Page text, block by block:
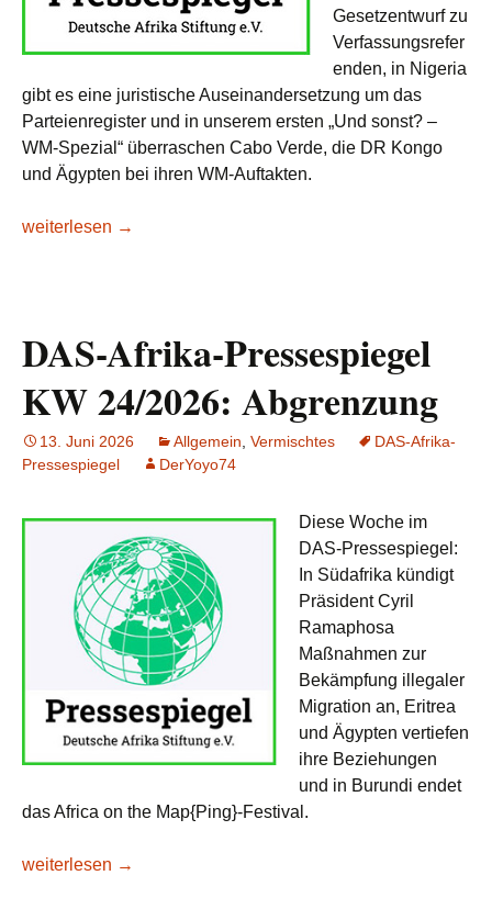
Gesetzentwurf zu
Verfassungsrefer
enden, in Nigeria
gibt es eine juristische Auseinandersetzung um das
Parteienregister und in unserem ersten „Und sonst? –
WM-Spezial“ überraschen Cabo Verde, die DR Kongo
und Ägypten bei ihren WM-Auftakten.
DAS-Afrika-Pressespiegel KW 25/2026: Auf dem Prüfstand
weiterlesen →
DAS-Afrika-Pressespiegel
KW 24/2026: Abgrenzung
13. Juni 2026 Allgemein Vermischtes
DAS-Afrika-
Pressespiegel
DerYoyo74
Diese Woche im
DAS-Pressespiegel:
In Südafrika kündigt
Präsident Cyril
Ramaphosa
Maßnahmen zur
Bekämpfung illegaler
Migration an, Eritrea
und Ägypten vertiefen
ihre Beziehungen
und in Burundi endet
das Africa on the Map{Ping}-Festival.
DAS-Afrika-Pressespiegel KW 24/2026: Abgrenzung
weiterlesen →